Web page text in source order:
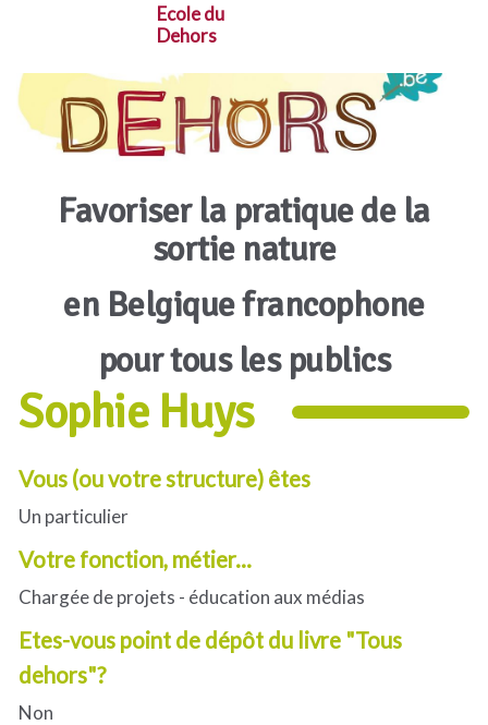
Ecole du
Dehors
Favoriser la pratique de la
sortie nature
en Belgique francophone
pour tous les publics
Sophie Huys
Vous (ou votre structure) êtes
Un particulier
Votre fonction, métier...
Chargée de projets - éducation aux médias
Etes-vous point de dépôt du livre "Tous
dehors"?
Non